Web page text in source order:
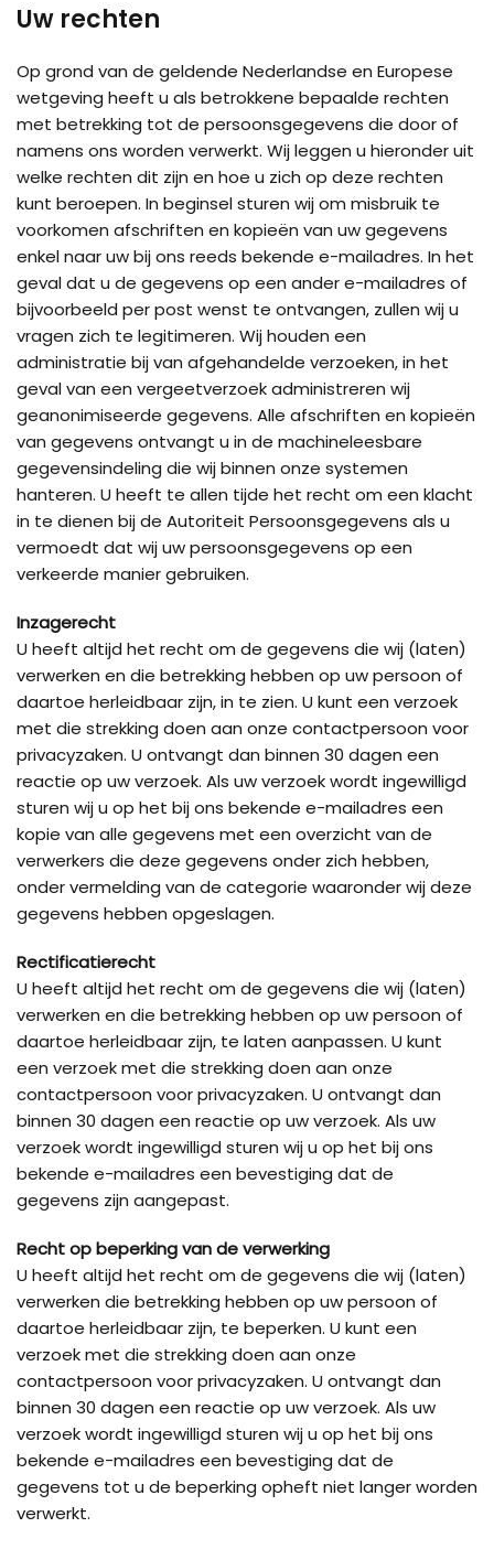
Uw rechten
Op grond van de geldende Nederlandse en Europese
wetgeving heeft u als betrokkene bepaalde rechten
met betrekking tot de persoonsgegevens die door of
namens ons worden verwerkt. Wij leggen u hieronder uit
welke rechten dit zijn en hoe u zich op deze rechten
kunt beroepen. In beginsel sturen wij om misbruik te
voorkomen afschriften en kopieën van uw gegevens
enkel naar uw bij ons reeds bekende e-mailadres. In het
geval dat u de gegevens op een ander e-mailadres of
bijvoorbeeld per post wenst te ontvangen, zullen wij u
vragen zich te legitimeren. Wij houden een
administratie bij van afgehandelde verzoeken, in het
geval van een vergeetverzoek administreren wij
geanonimiseerde gegevens. Alle afschriften en kopieën
van gegevens ontvangt u in de machineleesbare
gegevensindeling die wij binnen onze systemen
hanteren. U heeft te allen tijde het recht om een klacht
in te dienen bij de Autoriteit Persoonsgegevens als u
vermoedt dat wij uw persoonsgegevens op een
verkeerde manier gebruiken.
Inzagerecht
U heeft altijd het recht om de gegevens die wij (laten)
verwerken en die betrekking hebben op uw persoon of
daartoe herleidbaar zijn, in te zien. U kunt een verzoek
met die strekking doen aan onze contactpersoon voor
privacyzaken. U ontvangt dan binnen 30 dagen een
reactie op uw verzoek. Als uw verzoek wordt ingewilligd
sturen wij u op het bij ons bekende e-mailadres een
kopie van alle gegevens met een overzicht van de
verwerkers die deze gegevens onder zich hebben,
onder vermelding van de categorie waaronder wij deze
gegevens hebben opgeslagen.
Rectificatierecht
U heeft altijd het recht om de gegevens die wij (laten)
verwerken en die betrekking hebben op uw persoon of
daartoe herleidbaar zijn, te laten aanpassen. U kunt
een verzoek met die strekking doen aan onze
contactpersoon voor privacyzaken. U ontvangt dan
binnen 30 dagen een reactie op uw verzoek. Als uw
verzoek wordt ingewilligd sturen wij u op het bij ons
bekende e-mailadres een bevestiging dat de
gegevens zijn aangepast.
Recht op beperking van de verwerking
U heeft altijd het recht om de gegevens die wij (laten)
verwerken die betrekking hebben op uw persoon of
daartoe herleidbaar zijn, te beperken. U kunt een
verzoek met die strekking doen aan onze
contactpersoon voor privacyzaken. U ontvangt dan
binnen 30 dagen een reactie op uw verzoek. Als uw
verzoek wordt ingewilligd sturen wij u op het bij ons
bekende e-mailadres een bevestiging dat de
gegevens tot u de beperking opheft niet langer worden
verwerkt.